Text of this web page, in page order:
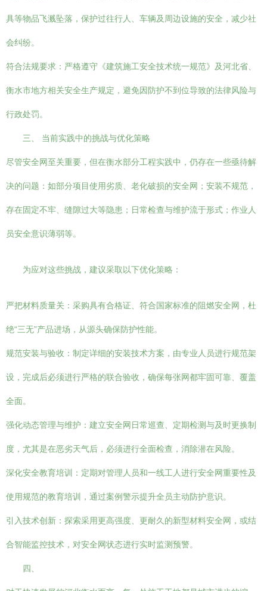
具等物品飞溅坠落，保护过往行人、车辆及周边设施的安全，减少社
会纠纷。
符合法规要求：严格遵守《建筑施工安全技术统一规范》及河北省、
衡水市地方相关安全生产规定，避免因防护不到位导致的法律风险与
行政处罚。
三、 当前实践中的挑战与优化策略
尽管安全网至关重要，但在衡水部分工程实践中，仍存在一些亟待解
决的问题：如部分项目使用劣质、老化破损的安全网；安装不规范，
存在固定不牢、缝隙过大等隐患；日常检查与维护流于形式；作业人
员安全意识薄弱等。
为应对这些挑战，建议采取以下优化策略：
严把材料质量关：采购具有合格证、符合国家标准的阻燃安全网，杜
绝“三无”产品进场，从源头确保防护性能。
规范安装与验收：制定详细的安装技术方案，由专业人员进行规范架
设，完成后必须进行严格的联合验收，确保每张网都牢固可靠、覆盖
全面。
强化动态管理与维护：建立安全网日常巡查、定期检测与及时更换制
度，尤其是在恶劣天气后，必须进行全面检查，消除潜在风险。
深化安全教育培训：定期对管理人员和一线工人进行安全网重要性及
使用规范的教育培训，通过案例警示提升全员主动防护意识。
引入技术创新：探索采用更高强度、更耐久的新型材料安全网，或结
合智能监控技术，对安全网状态进行实时监测预警。
四、